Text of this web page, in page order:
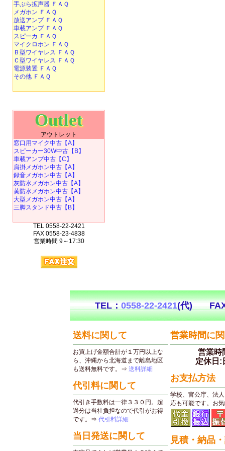
手ぶら拡声器 ＦＡＱ
メガホン ＦＡＱ
放送アンプ ＦＡＱ
車載アンプ ＦＡＱ
スピーカ ＦＡＱ
マイクロホン ＦＡＱ
Ｂ型ワイヤレス ＦＡＱ
Ｃ型ワイヤレス ＦＡＱ
電源装置 ＦＡＱ
その他 ＦＡＱ
Outlet
アウトレット
窓口用マイク中古【A】
スピーカー30W中古【B】
車載アンプ中古【C】
肩掛メガホン中古【A】
録音メガホン中古【A】
灰防水メガホン中古【A】
黄防水メガホン中古【A】
大型メガホン中古【A】
三脚スタンド中古【B】
TEL 0558-22-2421
FAX 0558-23-4838
営業時間 9～17:30